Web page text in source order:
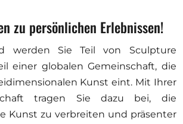
zu persönlichen Erlebnissen!
werden Sie Teil von Sculpture
einer globalen Gemeinschaft, die
Kunst eint. Mit Ihrer
tragen Sie dazu bei, die
Kunst zu verbreiten und präsenter